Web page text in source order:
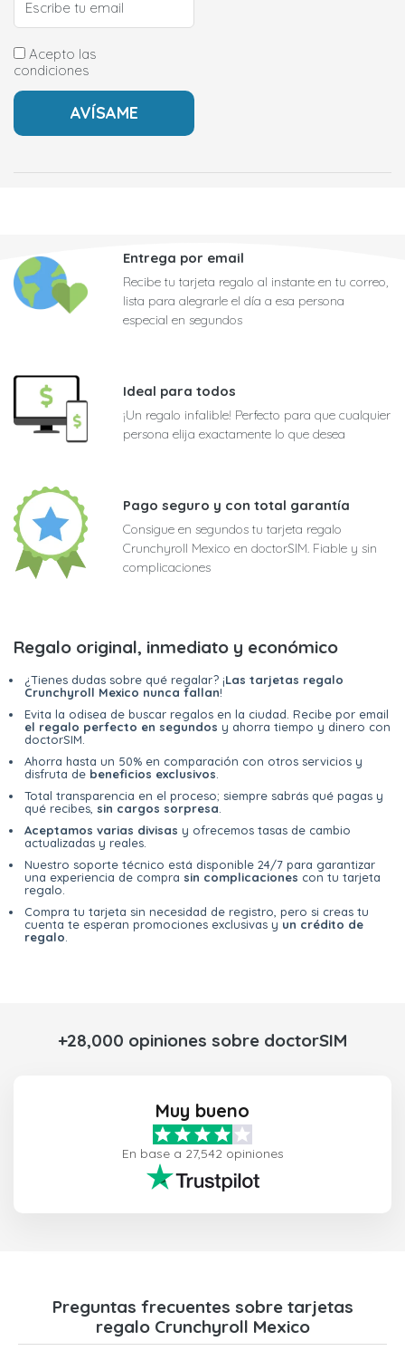
Acepto las
condiciones
Entrega por email
Recibe tu tarjeta regalo al instante en tu correo,
lista para alegrarle el día a esa persona
especial en segundos
Ideal para todos
¡Un regalo infalible! Perfecto para que cualquier
persona elija exactamente lo que desea
Pago seguro y con total garantía
Consigue en segundos tu tarjeta regalo
Crunchyroll Mexico en doctorSIM. Fiable y sin
complicaciones
Regalo original, inmediato y económico
¿Tienes dudas sobre qué regalar? ¡Las tarjetas regalo
Crunchyroll Mexico nunca fallan!
Evita la odisea de buscar regalos en la ciudad. Recibe por email
el regalo perfecto en segundos y ahorra tiempo y dinero con
doctorSIM.
Ahorra hasta un 50% en comparación con otros servicios y
disfruta de beneficios exclusivos
Total transparencia en el proceso; siempre sabrás qué pagas y
qué recibes, sin cargos sorpresa
Aceptamos varias divisas y ofrecemos tasas de cambio
actualizadas y reales.
Nuestro soporte técnico está disponible 24/7 para garantizar
una experiencia de compra sin complicaciones con tu tarjeta
regalo.
Compra tu tarjeta sin necesidad de registro, pero si creas tu
cuenta te esperan promociones exclusivas y un crédito de
regalo
+28,000 opiniones sobre doctorSIM
Muy bueno
En base a 27,542 opiniones
Preguntas frecuentes sobre tarjetas
regalo Crunchyroll Mexico